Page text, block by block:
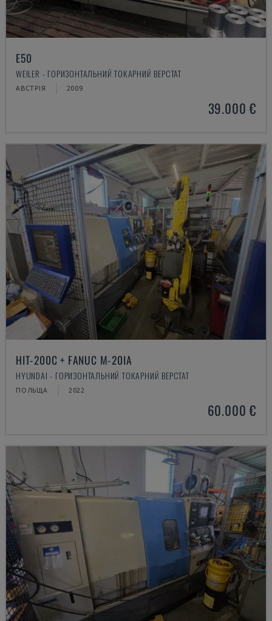
E50
WEILER - ГОРИЗОНТАЛЬНИЙ ТОКАРНИЙ ВЕРСТАТ
АВСТРІЯ 2009
39.000 €
HIT-200C + FANUC M-20IA
HYUNDAI - ГОРИЗОНТАЛЬНИЙ ТОКАРНИЙ ВЕРСТАТ
ПОЛЬЩА 2022
60.000 €